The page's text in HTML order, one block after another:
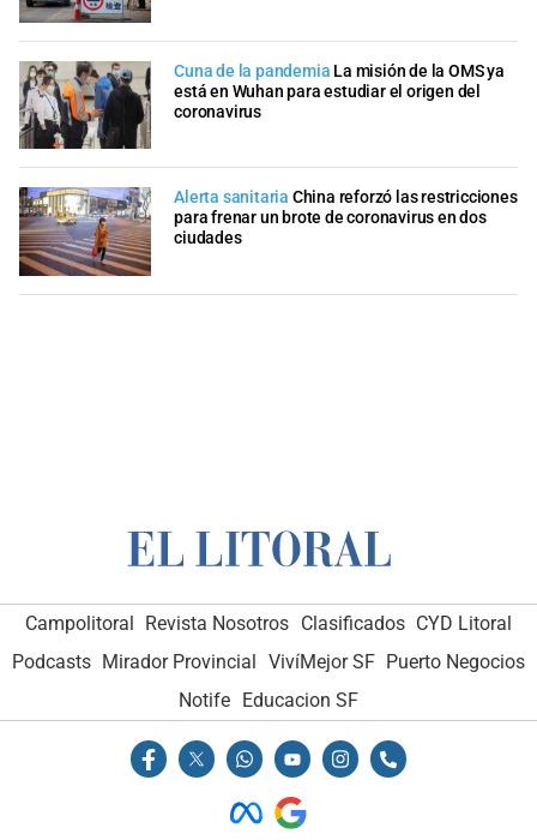
Cuna de la pandemia La misión de la OMS ya
está en Wuhan para estudiar el origen del
coronavirus
Alerta sanitaria China reforzó las restricciones
para frenar un brote de coronavirus en dos
ciudades
Campolitoral Revista Nosotros Clasificados CYD Litoral
Podcasts Mirador Provincial VivíMejor SF Puerto Negocios
Notife
Educacion SF